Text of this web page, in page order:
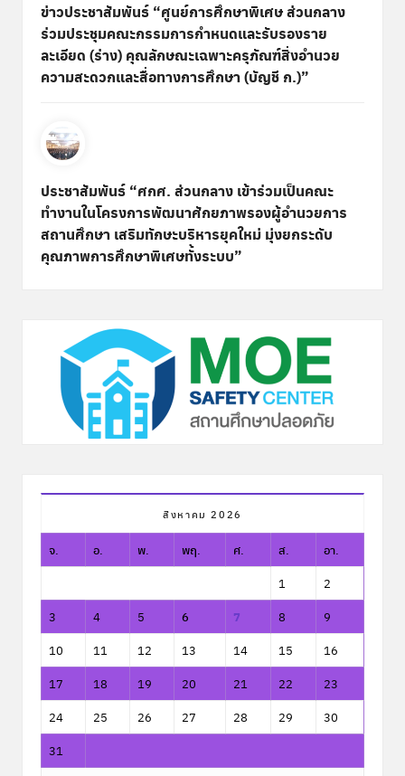
ข่าวประชาสัมพันธ์ “ศูนย์การศึกษาพิเศษ ส่วนกลาง
ร่วมประชุมคณะกรรมการกำหนดและรับรองราย
ละเอียด (ร่าง) คุณลักษณะเฉพาะครุภัณฑ์สิ่งอำนวย
ความสะดวกและสื่อทางการศึกษา (บัญชี ก.)”
ประชาสัมพันธ์ “ศกศ. ส่วนกลาง เข้าร่วมเป็นคณะ
ทำงานในโครงการพัฒนาศักยภาพรองผู้อำนวยการ
สถานศึกษา เสริมทักษะบริหารยุคใหม่ มุ่งยกระดับ
คุณภาพการศึกษาพิเศษทั้งระบบ”
สิงหาคม 2026
จ. อ. พ. พฤ. ศ. ส.
อา.
1
2
3
4 5 6 7 8
9
10
11 12 13 14 15
16
17
18 19 20 21 22
23
24
25 26 27 28 29
30
31